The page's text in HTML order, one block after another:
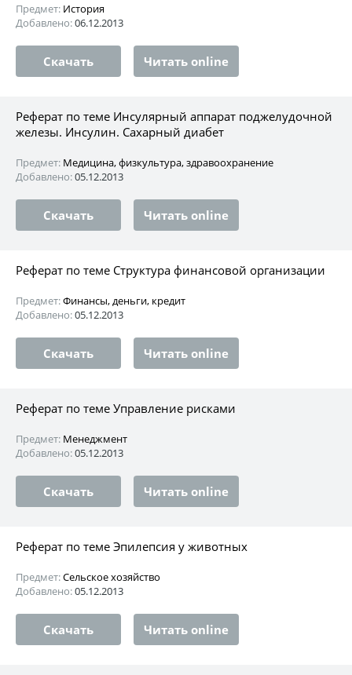
Предмет: История
Добавлено:06.12.2013
Скачать Читать online
Реферат по теме Инсулярный аппарат поджелудочной
железы. Инсулин. Сахарный диабет
Предмет: Медицина, физкультура, здравоохранение
Добавлено:05.12.2013
Скачать Читать online
Реферат по теме Структура финансовой организации
Предмет:Финансы, деньги, кредит
Добавлено:05.12.2013
Скачать Читать online
Реферат по теме Управление рисками
Предмет: Менеджмент
Добавлено:05.12.2013
Скачать Читать online
Реферат по теме Эпилепсия у животных
Предмет:Сельское хозяйство
Добавлено:05.12.2013
Скачать Читать online